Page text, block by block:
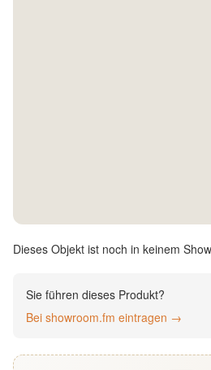
English
Deutsch
Dieses Objekt ist noch in keinem
Sie führen dieses Produkt?
Bei showroom.fm eintragen →